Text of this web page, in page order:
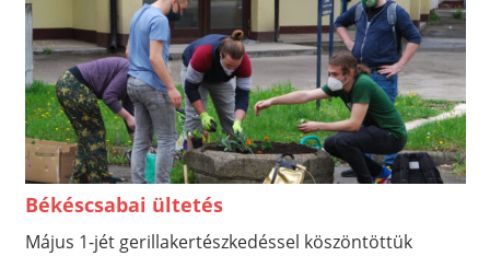
Békéscsabai ültetés
Május 1-jét gerillakertészkedéssel köszöntöttük